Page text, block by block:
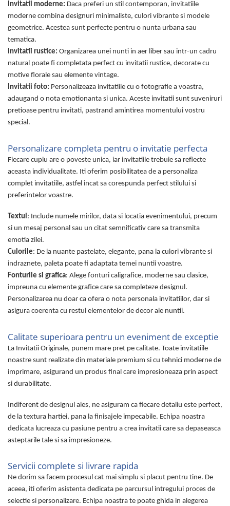
Invitatii moderne: Daca preferi un stil contemporan, invitatiile
moderne combina designuri minimaliste, culori vibrante si modele
geometrice. Acestea sunt perfecte pentru o nunta urbana sau
tematica.
Invitatii rustice: Organizarea unei nunti in aer liber sau intr-un cadru
natural poate fi completata perfect cu invitatii rustice, decorate cu
motive florale sau elemente vintage.
Invitatii foto: Personalizeaza invitatiile cu o fotografie a voastra,
adaugand o nota emotionanta si unica. Aceste invitatii sunt suveniruri
pretioase pentru invitati, pastrand amintirea momentului vostru
special.
Personalizare completa pentru o invitatie perfecta
Fiecare cuplu are o poveste unica, iar invitatiile trebuie sa reflecte
aceasta individualitate. Iti oferim posibilitatea de a personaliza
complet invitatiile, astfel incat sa corespunda perfect stilului si
preferintelor voastre.
Textul: Include numele mirilor, data si locatia evenimentului, precum
si un mesaj personal sau un citat semnificativ care sa transmita
emotia zilei.
Culorile: De la nuante pastelate, elegante, pana la culori vibrante si
indraznete, paleta poate fi adaptata temei nuntii voastre.
Fonturile si grafica: Alege fonturi caligrafice, moderne sau clasice,
impreuna cu elemente grafice care sa completeze designul.
Personalizarea nu doar ca ofera o nota personala invitatiilor, dar si
asigura coerenta cu restul elementelor de decor ale nuntii.
Calitate superioara pentru un eveniment de exceptie
La Invitatii Originale, punem mare pret pe calitate. Toate invitatiile
noastre sunt realizate din materiale premium si cu tehnici moderne de
imprimare, asigurand un produs final care impresioneaza prin aspect
si durabilitate.
Indiferent de designul ales, ne asiguram ca fiecare detaliu este perfect,
de la textura hartiei, pana la finisajele impecabile. Echipa noastra
dedicata lucreaza cu pasiune pentru a crea invitatii care sa depaseasca
asteptarile tale si sa impresioneze.
Servicii complete si livrare rapida
Ne dorim sa facem procesul cat mai simplu si placut pentru tine. De
aceea, iti oferim asistenta dedicata pe parcursul intregului proces de
selectie si personalizare. Echipa noastra te poate ghida in alegerea